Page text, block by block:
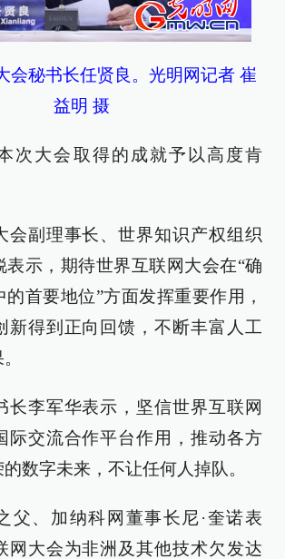
会秘书长任贤良。光明网记者 崔
益明 摄
次大会取得的成就予以高度肯
会副理事长、世界知识产权组织
表示，期待世界互联网大会在“确
首要地位”方面发挥重要作用，
新得到正向回馈，不断丰富人工
长李军华表示，坚信世界互联网
际交流合作平台作用，推动各方
数字未来，不让任何人掉队。
父、加纳科网董事长尼·奎诺表
网大会为非洲及其他技术欠发达